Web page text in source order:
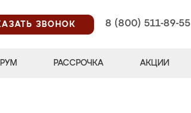
ЗВОНОК
8 (800) 511-89-55
РАССРОЧКА АКЦИИ